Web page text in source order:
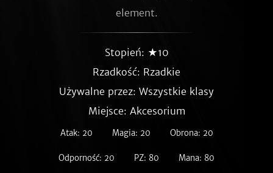
element.
Stopień: ★10
Rzadkość: Rzadkie
Używalne przez: Wszystkie klasy
Miejsce: Akcesorium
Atak: 20 Magia: 20 Obrona: 20
Odporność: 20 PZ: 80 Mana: 80